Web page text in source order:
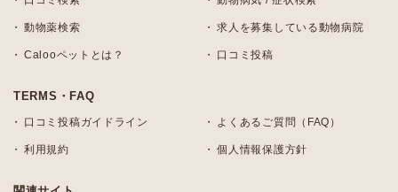
動物薬検索 求人を募集している動物病院
Calooペットとは？ 口コミ投稿
TERMS・FAQ
口コミ投稿ガイドライン よくあるご質問（FAQ）
利用規約 個人情報保護方針